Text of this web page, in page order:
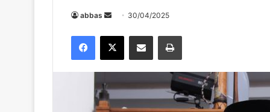
abbas
n
d
a
n
e
30/04/2025